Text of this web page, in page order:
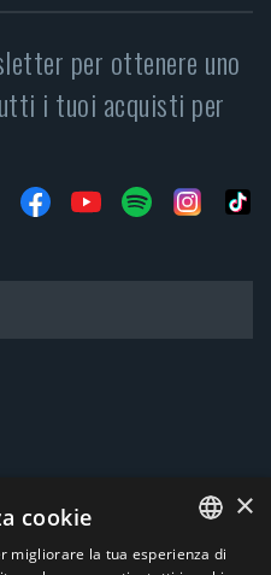
per ottenere uno
i tuoi acquisti per
ITALIAN
×
cookie
migliorare la tua esperienza di